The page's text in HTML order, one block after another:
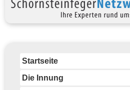
Startseite
Die Innung